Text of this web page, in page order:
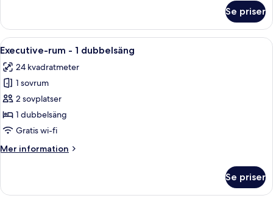
-
dubbelsäng
Se priser
Öppna
alla
foton
för
Executive-
rum
-
dubbelsäng
Ett hotellrum med en stor säng,
7
Executive-rum - 1 dubbelsäng
24 kvadratmeter
1 sovrum
2 sovplatser
1 dubbelsäng
Gratis wi-fi
Mer information
Mer
rum
Se priser